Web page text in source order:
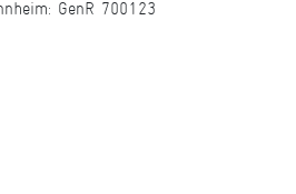
GenR 700123